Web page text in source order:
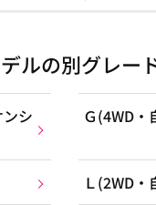
ルの別グレー
シ
Ｇ(4WD
Ｌ(2WD